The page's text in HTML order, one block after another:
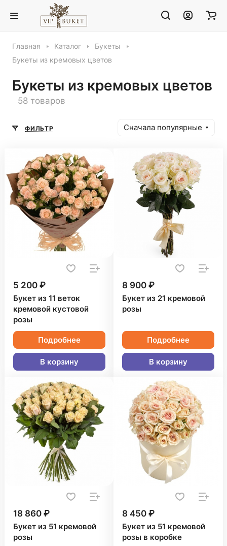
Главная Каталог
Букеты
Букеты из кремовых цветов
Букеты из кремовых цветов
58 товаров
ФИЛЬТР Сначала популярные
5 200 ₽
Букет из 11 веток
кремовой кустовой
розы
Подробнее
В корзину
8 900 ₽
Букет из 21 кремовой
розы
Подробнее
В корзину
18 860 ₽
Букет из 51 кремовой
розы
8 450 ₽
Букет из 51 кремовой
розы в коробке